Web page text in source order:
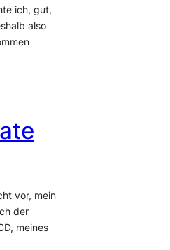
ich, gut,
also
vor, mein
der
meines